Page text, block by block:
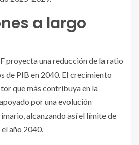
a largo
proyecta una reducción de la ratio
de PIB en 2040. El crecimiento
que más contribuya en la
por una evolución
alcanzando así el límite de
año 2040.